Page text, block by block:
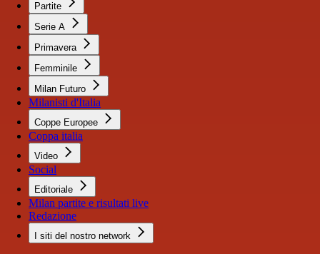
Partite
Serie A
Primavera
Femminile
Milan Futuro
Milanisti d'Italia
Coppe Europee
Coppa italia
Video
Social
Editoriale
Milan partite e risultati live
Redazione
I siti del nostro network